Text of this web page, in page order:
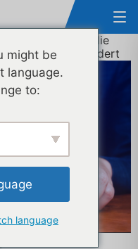
mit Quizfragen die
Lernenden fördert
und
might be
language.
to:
language